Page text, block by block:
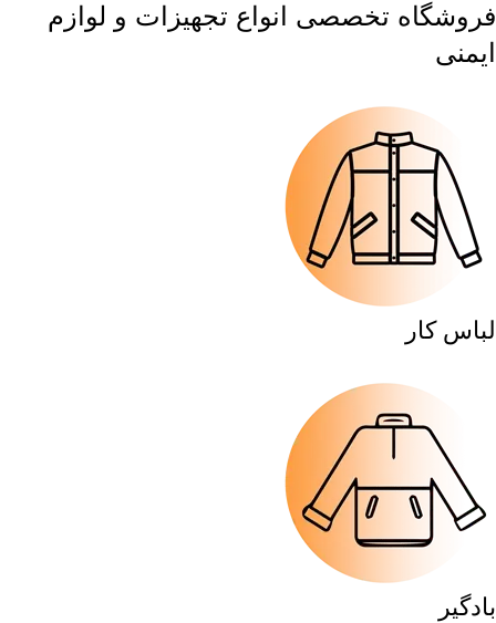
فروشگاه تخصصی انواع تجهیزات و لوازم
ایمنی
لباس کار
بادگیر